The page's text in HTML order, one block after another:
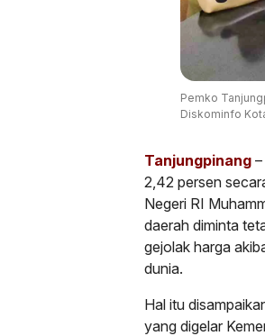
Pemko
Diskominfo
Tanjungpinang
2,42 persen
Negeri RI
daerah diminta
gejolak harga
dunia.
Hal itu
yang digelar